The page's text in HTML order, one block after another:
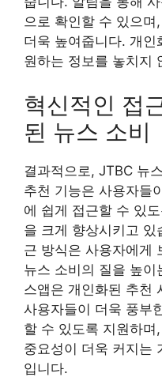
으로 확인할 수 있으
더욱 높여줍니다. 개
원하는 정보를 놓치지
혁신적인 접
된 뉴스 소비
결과적으로, JTBC 뉴
추천 기능은 사용자들
에 쉽게 접근할 수 있
을 크게 향상시키고 있
근 방식은 사용자에게
뉴스 소비의 질을 높
스앱은 개인화된 추천
사용자들이 더욱 풍부
할 수 있도록 지원하며
중요성이 더욱 커지는
입니다.